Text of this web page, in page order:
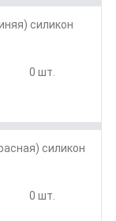
силикон
0 шт.
силикон
0 шт.